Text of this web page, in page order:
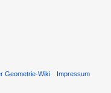
Geometrie-Wiki Impressum